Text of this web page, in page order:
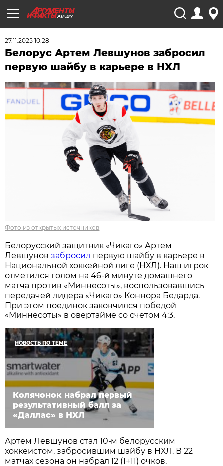
AIF.BY
27.11.2025 10:28
Белорус Артем Левшунов забросил
первую шайбу в карьере в НХЛ
Фото из открытых источников
Белорусский защитник «Чикаго» Артем
Левшуновзабросил первую шайбу в карьере в
Национальной хоккейной лиге (НХЛ). Наш игрок
отметился голом на 46-й минуте домашнего
матча против «Миннесоты», воспользовавшись
передачей лидера «Чикаго» Коннора Бедарда.
При этом поединок закончился победой
«Миннесоты» в овертайме со счетом 4:3.
НОВОСТЬ ПО ТЕМЕ
Колячонок набрал первый
результативный балл за
«Даллас» в НХЛ
Артем Левшунов стал 10-м белорусским
хоккеистом, забросившим шайбу в НХЛ. В 22
матчах сезона он набрал 12 (1+11) очков.